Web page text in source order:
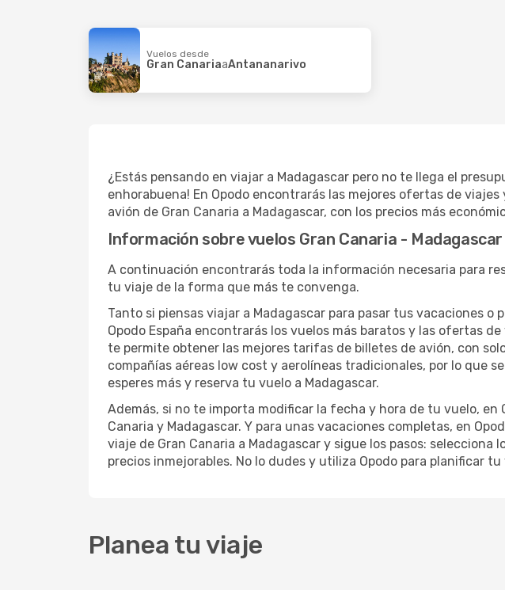
Vuelos desde
Gran CanariaaAntananarivo
¿Estás pensando en viajar a Madagascar pero no te llega el
enhorabuena! En Opodo encontrarás las mejores ofertas de
avión de Gran Canaria a Madagascar, con los precios más
Información sobre vuelos Gran Canaria - Madagascar
A continuación encontrarás toda la información necesaria para
tu viaje de la forma que más te convenga.
Tanto si piensas viajar a Madagascar para pasar tus vacaciones
Opodo España encontrarás los vuelos más baratos y las ofertas
te permite obtener las mejores tarifas de billetes de avión, con
compañías aéreas low cost y aerolíneas tradicionales, por lo que
esperes más y reserva tu vuelo a Madagascar.
Además, si no te importa modificar la fecha y hora de tu vuelo,
Canaria y Madagascar. Y para unas vacaciones completas, en
viaje de Gran Canaria a Madagascar y sigue los pasos:
precios inmejorables. No lo dudes y utiliza Opodo para planificar tu
Planea tu viaje